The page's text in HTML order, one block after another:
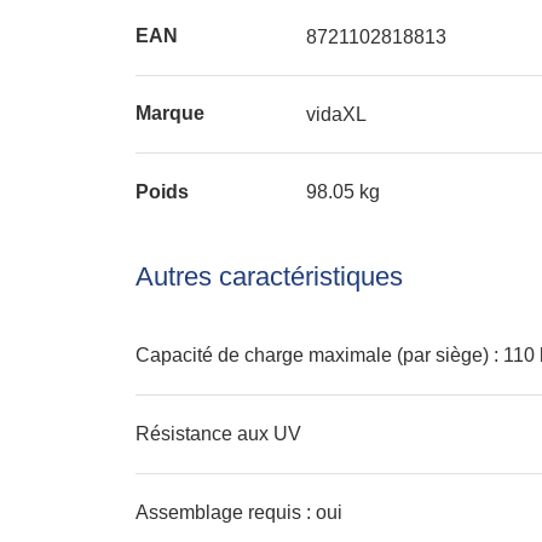
EAN 8721102818813
Marque vidaXL
Poids 98.05 kg
Autres caractéristiques
Capacité de charge maximale (par siège) : 110
Résistance aux UV
Assemblage requis : oui